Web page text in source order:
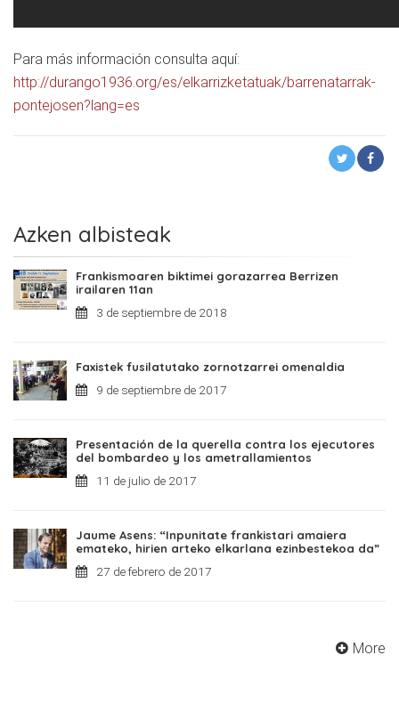
Para más información consulta aquí:
http://durango1936.org/es/elkarrizketatuak/barrenatarrak-
pontejosen?lang=es
Azken albisteak
Frankismoaren biktimei gorazarrea Berrizen
irailaren 11an
3 de septiembre de 2018
Faxistek fusilatutako zornotzarrei omenaldia
9 de septiembre de 2017
Presentación de la querella contra los ejecutores
del bombardeo y los ametrallamientos
11 de julio de 2017
Jaume Asens: “Inpunitate frankistari amaiera
emateko, hirien arteko elkarlana ezinbestekoa da”
27 de febrero de 2017
More